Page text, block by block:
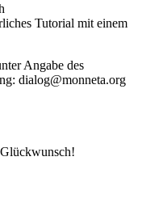
Tutorial mit einem
Angabe des
dialog@monneta.org